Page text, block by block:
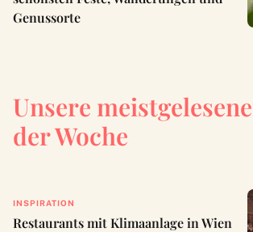
Genussorte
Unsere
der Woche
INSPIRATION
Restaurants mit Klimaanlage in Wien